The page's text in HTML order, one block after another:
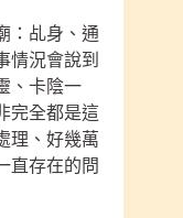
：乩身、通
情況會說到
、卡陰一
完全都是這
理、好幾萬
直存在的問